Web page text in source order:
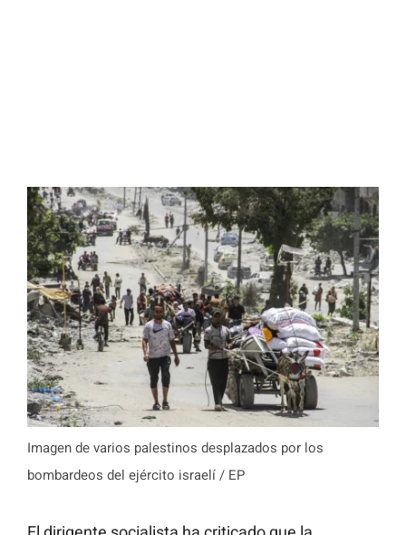
Imagen de varios palestinos desplazados por los
bombardeos del ejército israelí / EP